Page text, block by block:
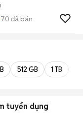
70 đã bán
512 GB 1 TB
tuyển dụng